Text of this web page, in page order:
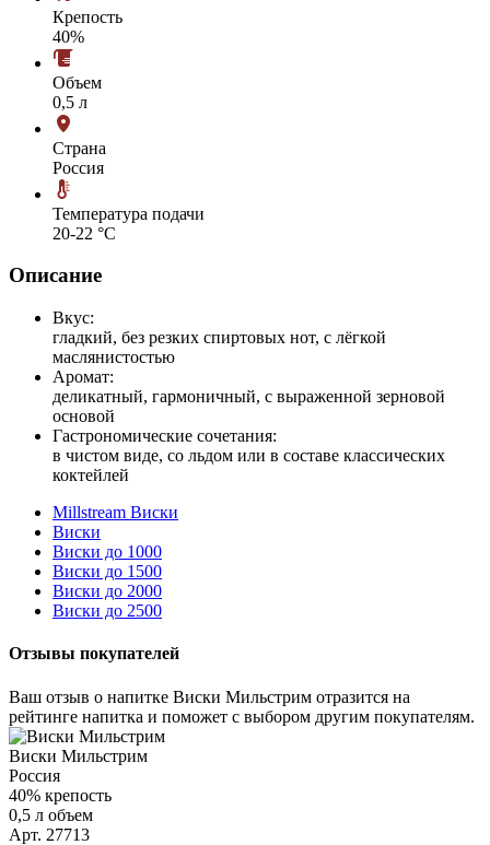
Крепость
40%
Объем
0,5 л
Страна
Россия
Температура подачи
20-22 °С
Описание
Вкус:
гладкий, без резких спиртовых нот, с лёгкой
маслянистостью
Аромат:
деликатный, гармоничный, с выраженной зерновой
основой
Гастрономические сочетания:
в чистом виде, со льдом или в составе классических
коктейлей
Millstream Виски
Виски
Виски до 1000
Виски до 1500
Виски до 2000
Виски до 2500
Отзывы покупателей
Ваш отзыв о напитке Виски Мильстрим отразится на
рейтинге напитка и поможет с выбором другим покупателям.
Виски Мильстрим
Россия
40% крепость
0,5 л объем
Арт. 27713